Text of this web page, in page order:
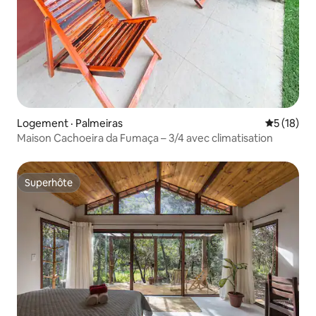
Logement · Palmeiras Note
5 (18)
Maison Cachoeira da Fumaça – 3/4 avec climatisation
Superhôte
Superhôte